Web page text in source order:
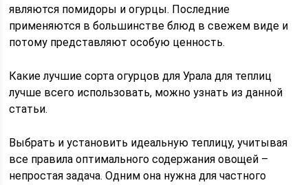
являются помидоры и огурцы. Последние
применяются в большинстве блюд в свежем виде и
потому представляют особую ценность.
Какие лучшие сорта огурцов для Урала для теплиц
лучше всего использовать, можно узнать из данной
статьи.
Выбрать и установить идеальную теплицу, учитывая
все правила оптимального содержания овощей –
непростая задача. Одним она нужна для частного